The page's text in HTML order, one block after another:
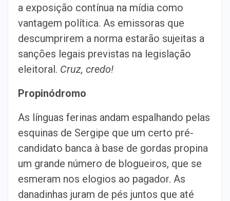
a exposição contínua na mídia como
vantagem política. As emissoras que
descumprirem a norma estarão sujeitas a
sanções legais previstas na legislação
eleitoral. Cruz, credo!
Propinódromo
As línguas ferinas andam espalhando pelas
esquinas de Sergipe que um certo pré-
candidato banca à base de gordas propina
um grande número de blogueiros, que se
esmeram nos elogios ao pagador. As
danadinhas juram de pés juntos que até